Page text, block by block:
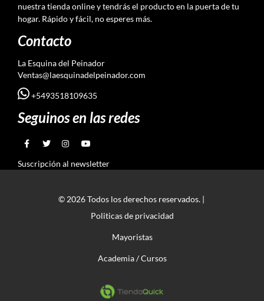
nuestra tienda online y tendrás el producto en la puerta de tu
hogar. Rápido y fácil, no esperes más.
Contacto
La Esquina del Peinador
Ventas@laesquinadelpeinador.com
+5493518109635
Seguinos en las redes
Suscripción al newsletter
© 2026 Todos los derechos reservados. |
Politicas de privacidad
Mayoristas
Academia / Cursos